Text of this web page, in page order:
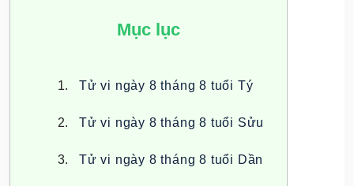
Mục lục
Tử vi ngày 8 tháng 8 tuổi Tý
Tử vi ngày 8 tháng 8 tuổi Sửu
Tử vi ngày 8 tháng 8 tuổi Dần